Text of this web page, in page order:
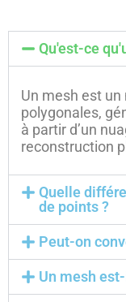
Qu'est-ce
Un mesh est
polygonales,
à partir d’un
reconstruction
Quelle
de points ?
Peut-on
Un mesh